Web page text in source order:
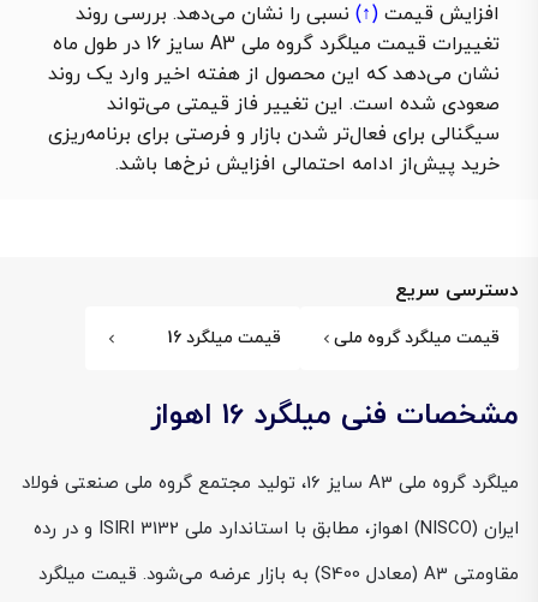
افزایش قیمت (↑) نسبی را نشان می‌دهد. بررسی روند
تغییرات قیمت میلگرد گروه ملی A3 سایز 16 در طول ماه
نشان می‌دهد که این محصول از هفته‌ اخیر وارد یک روند
صعودی شده است. این تغییر فاز قیمتی می‌تواند
سیگنالی برای فعال‌تر شدن بازار و فرصتی برای برنامه‌ریزی
خرید پیش‌از ادامه‌ احتمالی افزایش نرخ‌ها باشد.
دسترسی سریع
قیمت میلگرد گروه ملی قیمت میلگرد 16
مشخصات فنی میلگرد 16 اهواز
میلگرد گروه ملی A3 سایز 16، تولید مجتمع گروه ملی صنعتی فولاد
ایران (NISCO) اهواز، مطابق با استاندارد ملی ISIRI 3132 و در رده
مقاومتی A3 (معادل S400) به بازار عرضه می‌شود. قیمت میلگرد